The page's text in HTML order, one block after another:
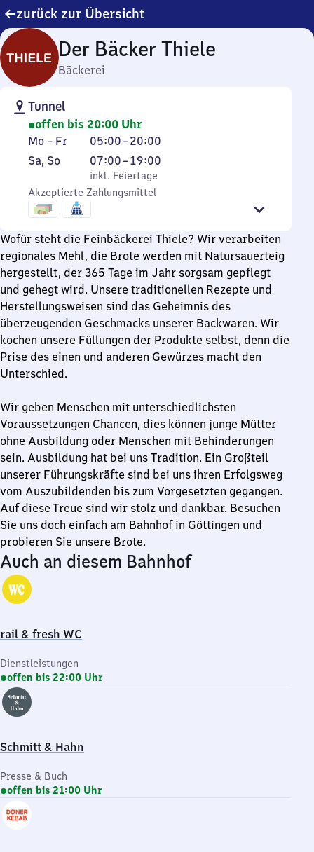
zurück zur Übersicht
Der Bäcker Thiele
Bäckerei
Tunnel
offen bis 20:00 Uhr
Montag
bis
Mo – Fr 05:00–20:00
Von
5
Uhr
bis
Samstag
Sonntag
Sa, So,
inkl. Feiertage
07:00–19:00
Von
7
Uhr
Uhr
inkl. Feiertage
Akzeptierte Zahlungsmittel
Wofür steht die Feinbäckerei Thiele? Wir verarbeiten
regionales Mehl, die Brote werden mit Natursauerteig
hergestellt, der 365 Tage im Jahr sorgsam gepflegt
und gehegt wird. Unsere traditionellen Rezepte und
Herstellungsweisen sind das Geheimnis des
überzeugenden Geschmacks unserer Backwaren. Wir
kochen unsere Füllungen der Produkte selbst, denn die
Prise des einen und anderen Gewürzes macht den
Unterschied.
Wir geben Menschen mit unterschiedlichsten
Voraussetzungen Chancen, dies können junge Mütter
ohne Ausbildung oder Menschen mit Behinderungen
sein. Ausbildung hat bei uns Tradition. Ein Großteil
unserer Führungskräfte sind bei uns ihren Erfolgsweg
vom Auszubildenden bis zum Vorgesetzten gegangen.
Auf diese Treue sind wir stolz und dankbar. Besuchen
Sie uns doch einfach am Bahnhof in Göttingen und
probieren Sie unsere Brote.
Auch an diesem Bahnhof
rail & fresh WC
Dienstleistungen
offen bis 22:00 Uhr
Schmitt & Hahn
Presse & Buch
offen bis 21:00 Uhr